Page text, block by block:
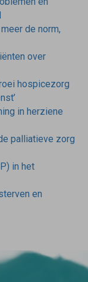
de norm,
over
hospicezorg
in herziene
palliatieve zorg
in het
en